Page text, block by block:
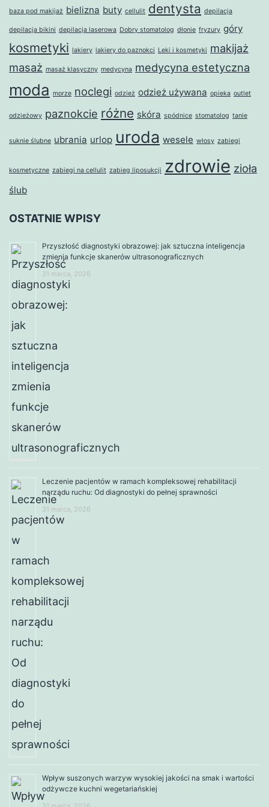
baza pod makijaż bielizna buty cellulit dentysta depilacja
depilacja bikini depilacja laserowa Dobry stomatolog dłonie fryzury góry
kosmetyki lakiery lakiery do paznokci Leki i kosmetyki makijaż
masaż masaż klasyczny medycyna medycyna estetyczna
moda morze noclegi odzież odzież używana opieka outlet
odzieżowy paznokcie różne skóra spódnice stomatolog tanie
suknie ślubne ubrania urlop uroda wesele włosy zabiegi
kosmetyczne zabiegi na cellulit zabieg liposukcji zdrowie zioła
ślub
OSTATNIE WPISY
Przyszłość diagnostyki obrazowej: jak sztuczna inteligencja
zmienia funkcje skanerów ultrasonograficznych
31 marca, 2026
Leczenie pacjentów w ramach kompleksowej rehabilitacji
narządu ruchu: Od diagnostyki do pełnej sprawności
31 marca, 2026
Wpływ suszonych warzyw wysokiej jakości na smak i wartości
odżywcze kuchni wegetariańskiej